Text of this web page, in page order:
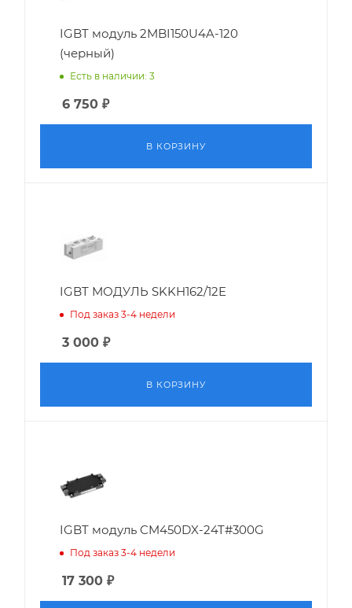
IGBT модуль 2MBI150U4A-120
(черный)
Есть в наличии: 3
6 750 ₽
В КОРЗИНУ
IGBT МОДУЛЬ SKKH162/12E
Под заказ 3-4 недели
3 000 ₽
В КОРЗИНУ
IGBT модуль CM450DX-24T#300G
Под заказ 3-4 недели
17 300 ₽